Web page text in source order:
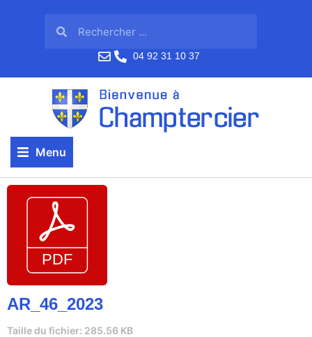
04 92 31 10 37
Menu
AR_46_2023
Taille du fichier: 285.56 KB